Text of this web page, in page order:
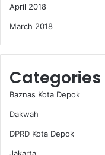
April 2018
March 2018
Categories
Baznas Kota Depok
Dakwah
DPRD Kota Depok
Jakarta